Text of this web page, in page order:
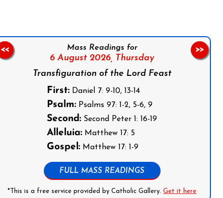
Mass Readings for
6 August 2026, Thursday
Transfiguration of the Lord Feast
First: Daniel 7: 9-10, 13-14
Psalm: Psalms 97: 1-2, 5-6, 9
Second: Second Peter 1: 16-19
Alleluia: Matthew 17: 5
Gospel: Matthew 17: 1-9
FULL MASS READINGS
*This is a free service provided by Catholic Gallery.Get it here
<< >>